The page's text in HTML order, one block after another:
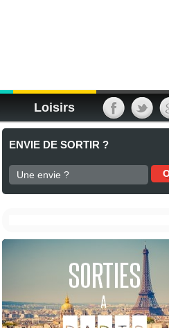
Loisirs
ENVIE DE SORTIR ?